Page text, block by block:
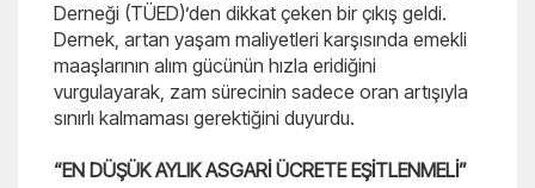
Derneği (TÜED)’den dikkat çeken bir çıkış geldi.
Dernek, artan yaşam maliyetleri karşısında emekli
maaşlarının alım gücünün hızla eridiğini
vurgulayarak, zam sürecinin sadece oran artışıyla
sınırlı kalmaması gerektiğini duyurdu.
“EN DÜŞÜK AYLIK ASGARİ ÜCRETE EŞİTLENMELİ”